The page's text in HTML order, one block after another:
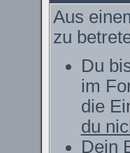
Aus
zu
Du
im
die
du
Dein